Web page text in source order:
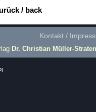
/ back
Kontakt /
Dr. Christian Müller-Straten